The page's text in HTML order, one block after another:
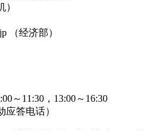
）
（经济部）
～11:30，13:00～16:30
应答电话）